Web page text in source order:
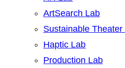
ArtSearch Lab
Sustainable Theater
Haptic Lab
Production Lab